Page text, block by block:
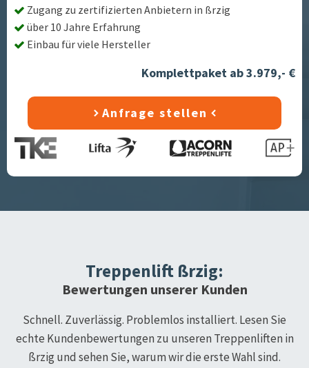
Zugang zu zertifizierten Anbietern in ßrzig
über 10 Jahre Erfahrung
Einbau für viele Hersteller
Komplettpaket ab 3.979,- €
Anfrage stellen
Treppenlift ßrzig:
Bewertungen unserer Kunden
Schnell. Zuverlässig. Problemlos installiert. Lesen Sie
echte Kundenbewertungen zu unseren Treppenliften in
ßrzig und sehen Sie, warum wir die erste Wahl sind.